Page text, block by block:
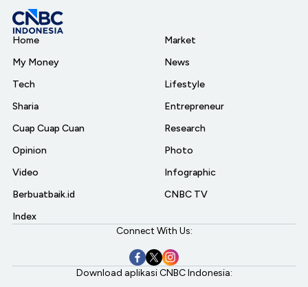
Home
My Money
Tech
Sharia
Cuap Cuap Cuan
Opinion
Video
Berbuatbaik.id
Index
Market
News
Lifestyle
Entrepreneur
Research
Photo
Infographic
CNBC TV
Connect With Us:
Download aplikasi CNBC Indonesia: